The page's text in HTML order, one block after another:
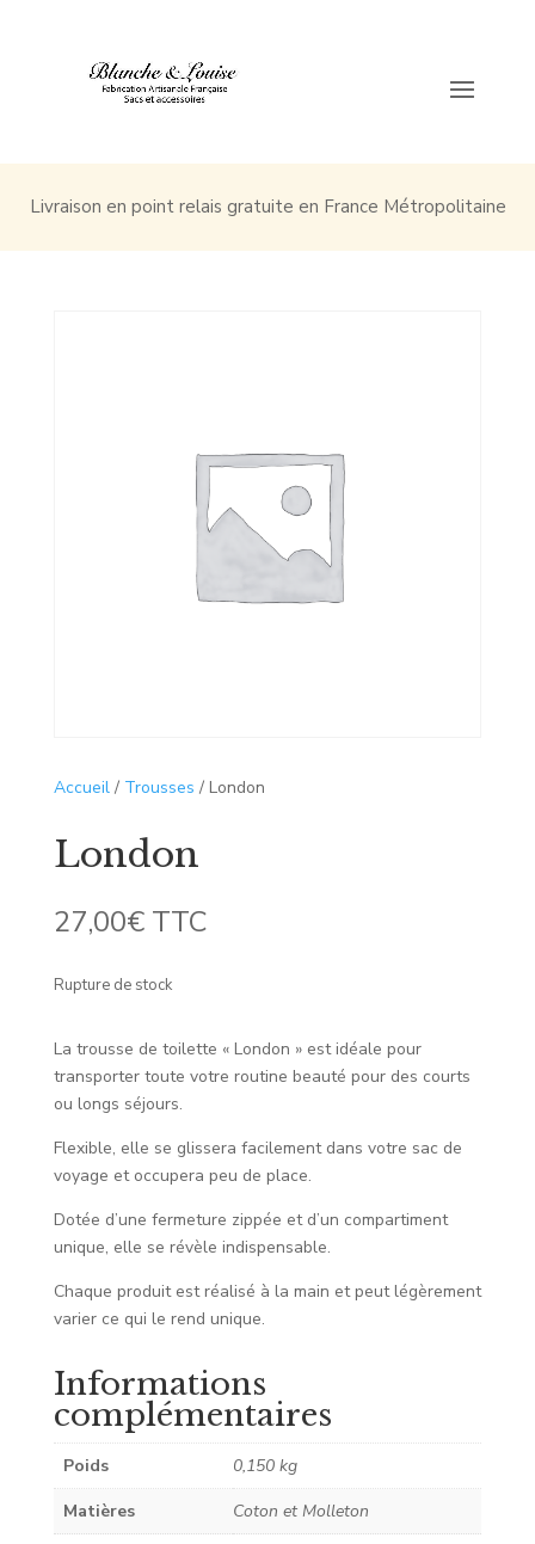
Livraison en point relais gratuite en France Métropolitaine
Accueil/ Trousses / London
London
27,00€ TTC
Rupture de stock
La trousse de toilette « London » est idéale pour
transporter toute votre routine beauté pour des courts
ou longs séjours.
Flexible, elle se glissera facilement dans votre sac de
voyage et occupera peu de place.
Dotée d’une fermeture zippée et d’un compartiment
unique, elle se révèle indispensable.
Chaque produit est réalisé à la main et peut légèrement
varier ce qui le rend unique.
Informations
complémentaires
Poids
0,150 kg
Matières
Coton et Molleton